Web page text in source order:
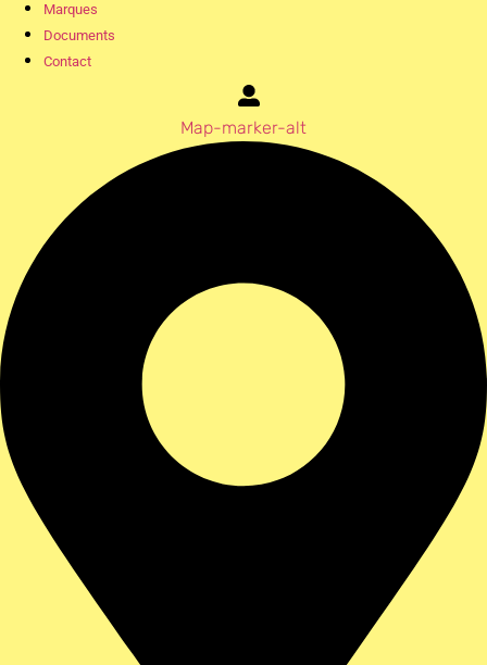
Marques
Documents
Contact
Map-marker-alt